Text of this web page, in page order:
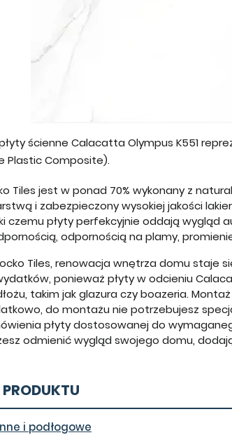
ścienne Calacatta Olympus K551
Plastic Composite).
Tiles jest w ponad 70% wykonany z
i zabezpieczony wysokiej jakości
czemu płyty perfekcyjnie oddają wygląd
odpornością na plamy,
Tiles, renowacja wnętrza domu staje
ponieważ płyty w odcieniu
takim jak glazura czy boazeria.
do montażu nie potrzebujesz
płyty dostosowanej do
odmienić wygląd swojego domu,
i podłogowe